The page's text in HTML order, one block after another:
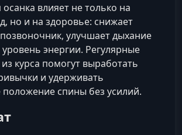
влияет не только на
но и на здоровье: снижает
позвоночник, улучшает дыхание
энергии. Регулярные
курса помогут выработать
и удерживать
спины без усилий.